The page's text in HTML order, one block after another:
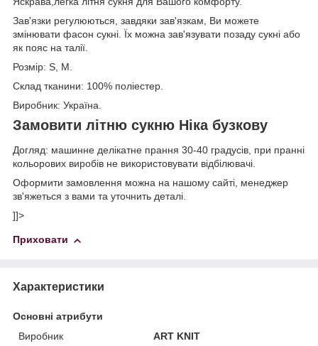
Зав'язки регулюються, завдяки зав'язкам, Ви можете
змінювати фасон сукні. Їх можна зав'язувати позаду сукні або
як пояс на талії.
Розмір: S, M.
Склад тканини: 100% поліестер.
Виробник: Україна.
Замовити літню сукню Ніка бузкову
Догляд: машинне делікатне прання 30-40 градусів, при пранні
кольорових виробів не використовувати відбілювачі.
Оформити замовлення можна на нашому сайті, менеджер
зв'яжеться з вами та уточнить деталі.
]]>
Приховати
Характеристики
Основні атрибути
Виробник
ART KNIT